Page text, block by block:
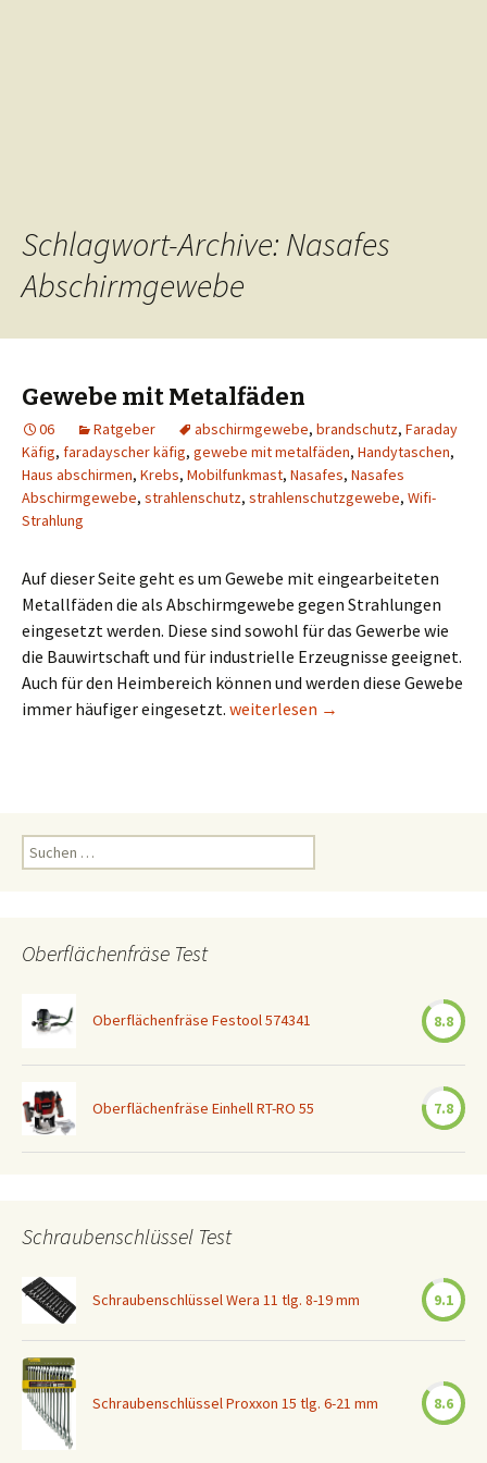
Schlagwort-Archive: Nasafes
Abschirmgewebe
Gewebe mit Metalfäden
06 Ratgeber abschirmgewebe, brandschutz, Faraday
Käfig, faradayscher käfig, gewebe mit metalfäden, Handytaschen,
Haus abschirmen, Krebs, Mobilfunkmast, Nasafes, Nasafes
Abschirmgewebe, strahlenschutz, strahlenschutzgewebe, Wifi-
Strahlung
Auf dieser Seite geht es um Gewebe mit eingearbeiteten
Metallfäden die als Abschirmgewebe gegen Strahlungen
eingesetzt werden. Diese sind sowohl für das Gewerbe wie
die Bauwirtschaft und für industrielle Erzeugnisse geeignet.
Auch für den Heimbereich können und werden diese Gewebe
immer häufiger eingesetzt. Gewebe mit Metalfäden
weiterlesen →
Suchen
nach:
Oberflächenfräse Test
Oberflächenfräse Festool 574341 8.8
Oberflächenfräse Einhell RT-RO 55 7.8
Schraubenschlüssel Test
Schraubenschlüssel Wera 11 tlg. 8-19 mm 9.1
Schraubenschlüssel Proxxon 15 tlg. 6-21 mm 8.6